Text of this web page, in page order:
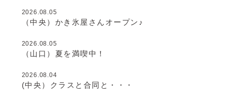
2026.08.05
（中央）かき氷屋さんオープン♪
2026.08.05
（山口）夏を満喫中！
2026.08.04
(中央）クラスと合同と・・・